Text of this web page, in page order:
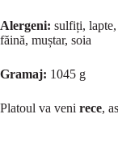
Alergeni: sulfiți,
făină, muștar, soia
Gramaj: 1045 g
Platoul va veni rece,